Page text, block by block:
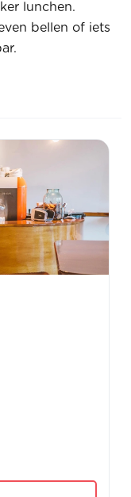
lunchen.
bellen of iets